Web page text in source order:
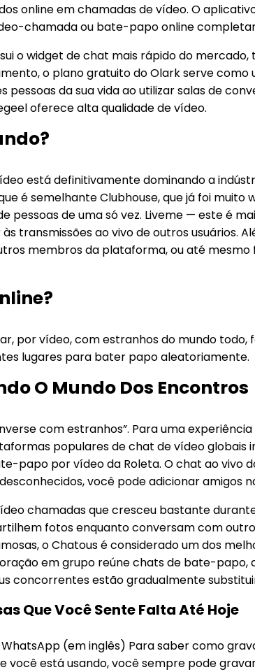
online em chamadas de vídeo. O
chamada ou bate-papo online
o widget de chat mais rápido do
o plano gratuito do Olark serve
pessoas da sua vida ao utilizar salas de
oferece alta qualidade de vídeo.
está definitivamente dominando a
é semelhante Clubhouse, que já foi
pessoas de uma só vez. Liveme — este é
transmissões ao vivo de outros usuários.
membros da plataforma, ou até
por vídeo, com estranhos do mundo
lugares para bater papo aleatoriamente.
O Mundo Dos Encontros
com estranhos”. Para uma
populares de chat de vídeo
papo por vídeo da Roleta. O chat ao vivo
você pode adicionar
chamadas que cresceu bastante
fotos enquanto conversam com
o Chatous é considerado um dos
em grupo reúne chats de bate-papo,
concorrentes estão gradualmente
Que Você Sente Falta Até Hoje
(em inglês) Para saber como
está usando, você sempre pode